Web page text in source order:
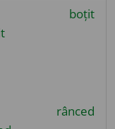
boțit
rânced